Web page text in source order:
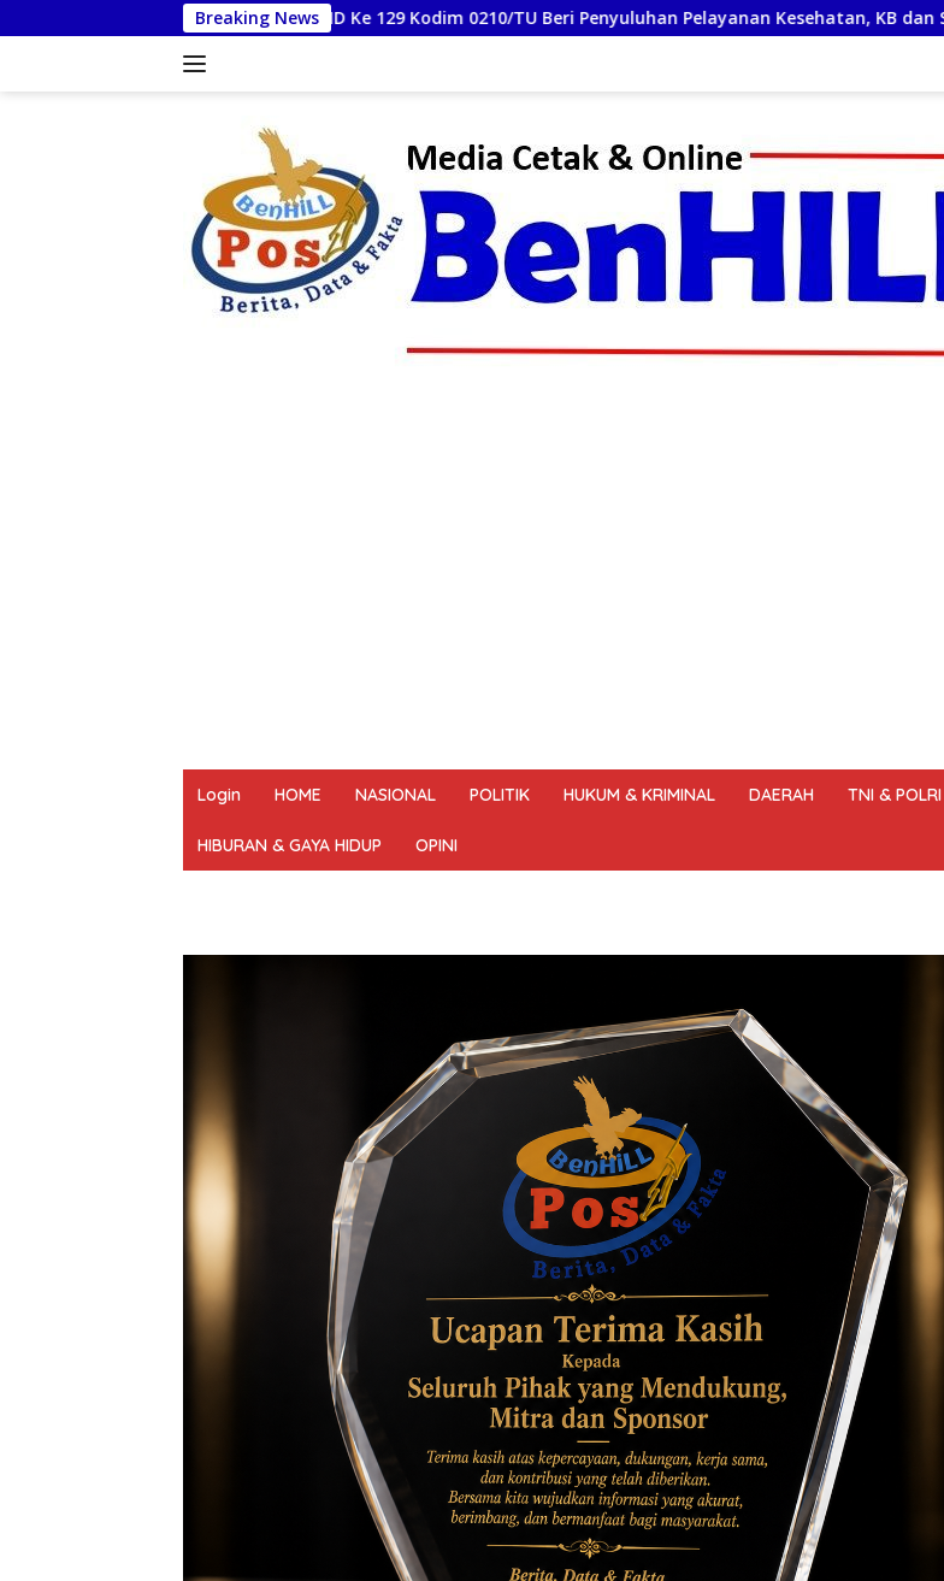
ke
Breaking News
TMMD Ke 129 Kodim 0210/TU Beri Penyuluhan Pelayanan Kesehatan, KB dan Stunting di Desa Sijarango
Login HOME NASIONAL POLITIK HUKUM & KRIMINAL DAERAH TNI & POLRI
HIBURAN & GAYA HIDUP OPINI